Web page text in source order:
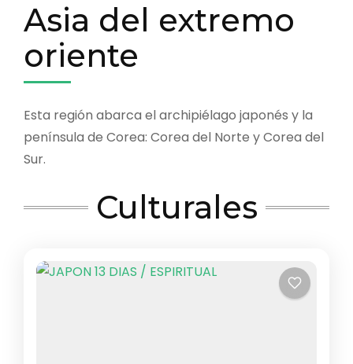
Asia del extremo
oriente
Esta región abarca el archipiélago japonés y la
península de Corea: Corea del Norte y Corea del
Sur.
Culturales